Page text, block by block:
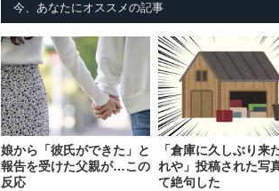
今、あなたにオススメの記事
娘から「彼氏ができた」と
報告を受けた父親が…この
反応
「倉庫に久しぶり来
れや」投稿された写
て絶句した